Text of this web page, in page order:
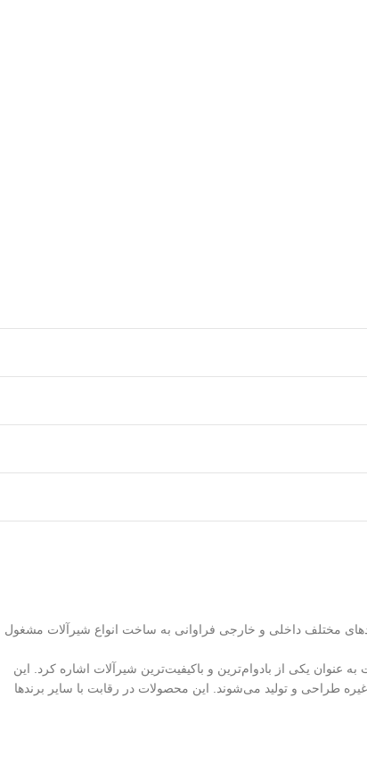
مختلف داخلی و خارجی فراوانی به ساخت انواع شیرآلات مشغول
عنوان یکی از بادوام‌ترین و باکیفیت‌ترین شیرآلات اشاره کرد. این
طراحی و تولید می‌شوند. این محصولات در رقابت با سایر برندها